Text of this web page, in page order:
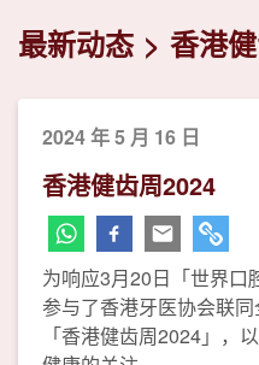
最新动态 香港
2024 年 5 月 16 日
香港健齿周2024
为响应3月20日「世界口
参与了香港牙医协会联
「香港健齿周2024」，